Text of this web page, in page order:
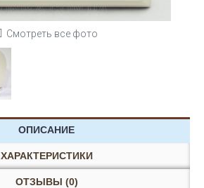
Смотреть все фото
ОПИСАНИЕ
ХАРАКТЕРИСТИКИ
ОТЗЫВЫ (0)